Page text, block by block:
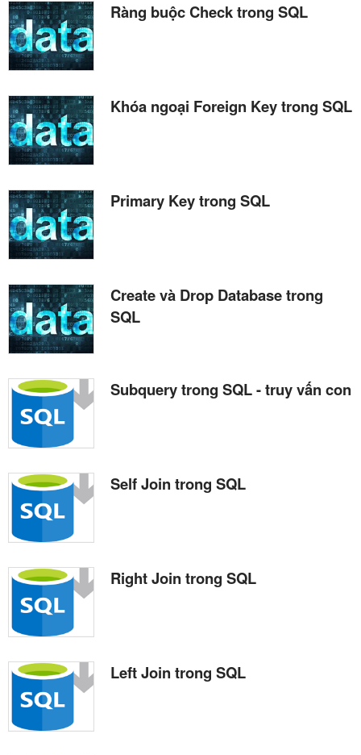
Ràng buộc Check trong SQL
Khóa ngoại Foreign Key trong SQL
Primary Key trong SQL
Create và Drop Database trong
SQL
Subquery trong SQL - truy vấn con
Self Join trong SQL
Right Join trong SQL
Left Join trong SQL